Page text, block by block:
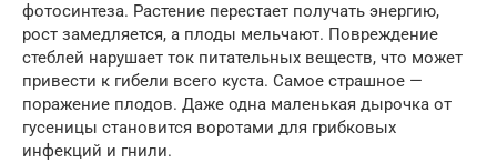
фотосинтеза. Растение перестает получать энергию,
рост замедляется, а плоды мельчают. Повреждение
стеблей нарушает ток питательных веществ, что может
привести к гибели всего куста. Самое страшное —
поражение плодов. Даже одна маленькая дырочка от
гусеницы становится воротами для грибковых
инфекций и гнили.